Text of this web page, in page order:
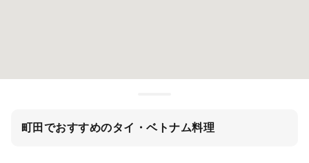
町田でおすすめのタイ・ベトナム料理